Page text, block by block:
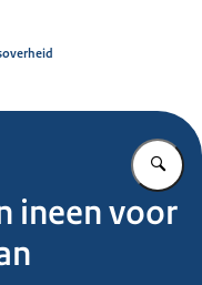
ineen voor